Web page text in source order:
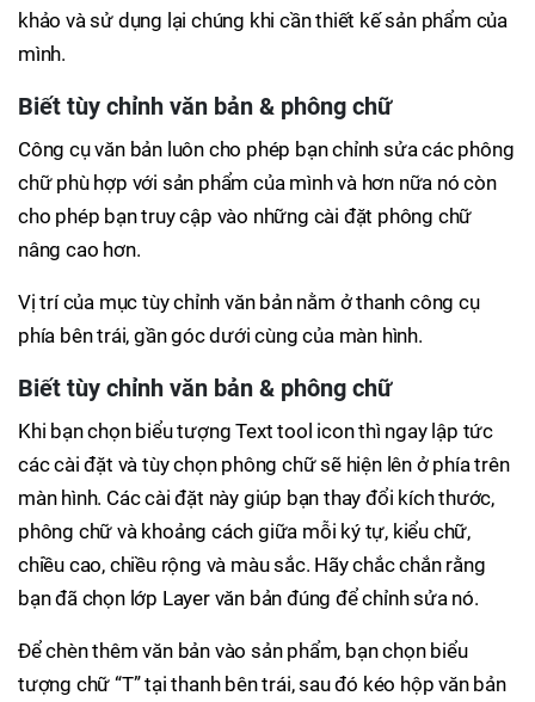
khảo và sử dụng lại chúng khi cần thiết kế sản phẩm của
mình.
Biết tùy chỉnh văn bản & phông chữ
Công cụ văn bản luôn cho phép bạn chỉnh sửa các phông
chữ phù hợp với sản phẩm của mình và hơn nữa nó còn
cho phép bạn truy cập vào những cài đặt phông chữ
nâng cao hơn.
Vị trí của mục tùy chỉnh văn bản nằm ở thanh công cụ
phía bên trái, gần góc dưới cùng của màn hình.
Biết tùy chỉnh văn bản & phông chữ
Khi bạn chọn biểu tượng Text tool icon thì ngay lập tức
các cài đặt và tùy chọn phông chữ sẽ hiện lên ở phía trên
màn hình. Các cài đặt này giúp bạn thay đổi kích thước,
phông chữ và khoảng cách giữa mỗi ký tự, kiểu chữ,
chiều cao, chiều rộng và màu sắc. Hãy chắc chắn rằng
bạn đã chọn lớp Layer văn bản đúng để chỉnh sửa nó.
Để chèn thêm văn bản vào sản phẩm, bạn chọn biểu
tượng chữ “T” tại thanh bên trái, sau đó kéo hộp văn bản